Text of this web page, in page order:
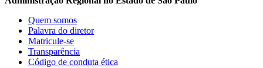
Quem somos
Palavra do diretor
Matricule-se
Transparência
Código de conduta ética